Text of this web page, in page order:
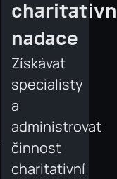
nadace
Získávat
specialisty
a
administrovat
činnost
charitativní